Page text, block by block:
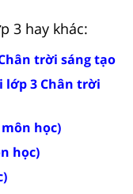
3 hay khác:
trời sáng tạo
lớp 3 Chân trời
học)
học)